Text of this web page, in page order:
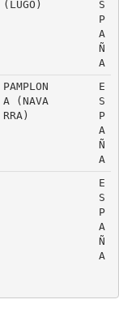
(LUGO)
S
P
A
Ñ
A
PAMPLON
A (NAVA
RRA)
E
S
P
A
Ñ
A
E
S
P
A
Ñ
A